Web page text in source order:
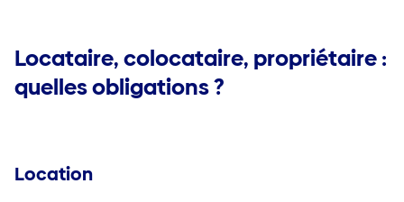
Locataire, colocataire, propriétaire :
quelles obligations ?
Location